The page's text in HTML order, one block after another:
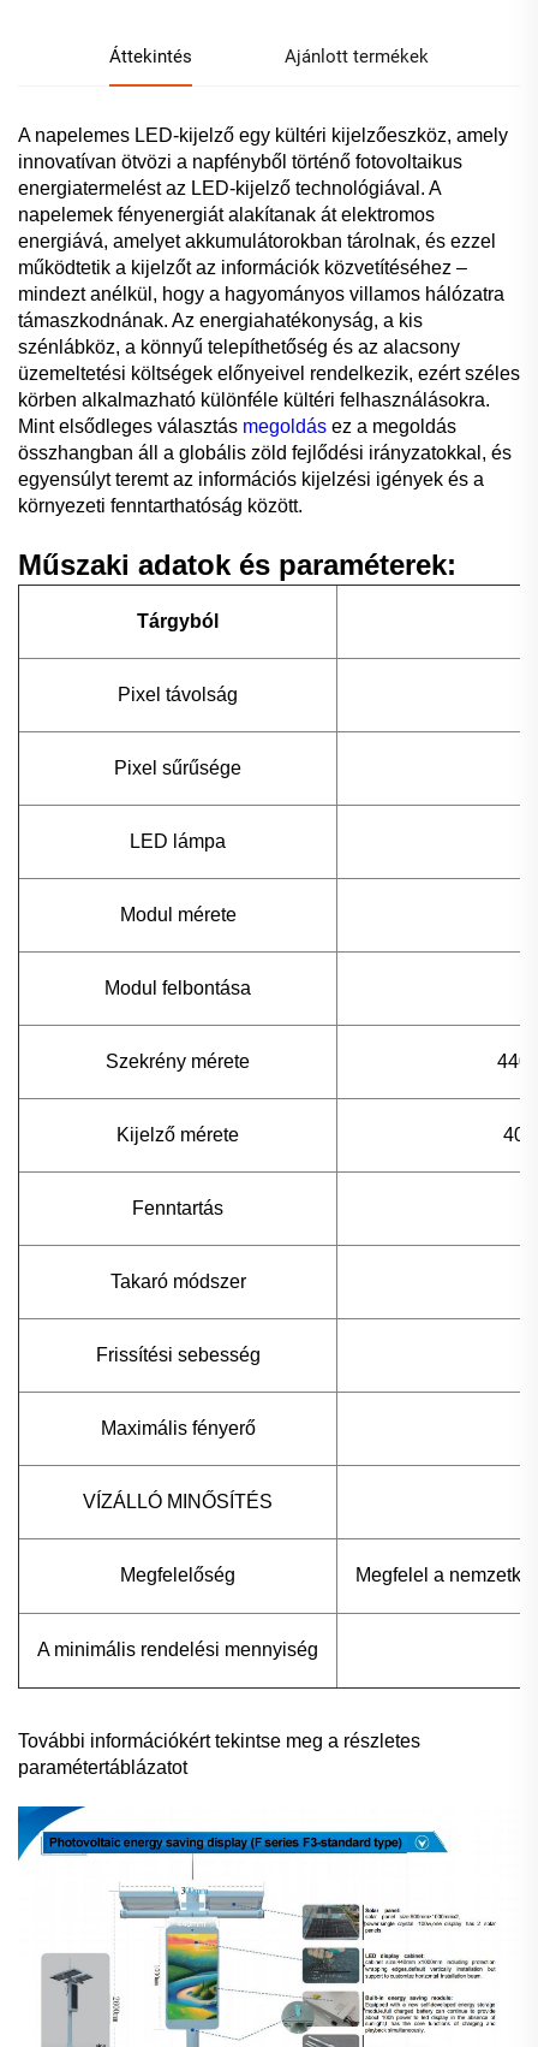
Áttekintés Ajánlott termékek
A napelemes LED-kijelző egy kültéri kijelzőeszköz, amely
innovatívan ötvözi a napfényből történő fotovoltaikus
energiatermelést az LED-kijelző technológiával. A
napelemek fényenergiát alakítanak át elektromos
energiává, amelyet akkumulátorokban tárolnak, és ezzel
működtetik a kijelzőt az információk közvetítéséhez –
mindezt anélkül, hogy a hagyományos villamos hálózatra
támaszkodnának. Az energiahatékonyság, a kis
szénlábköz, a könnyű telepíthetőség és az alacsony
üzemeltetési költségek előnyeivel rendelkezik, ezért széles
körben alkalmazható különféle kültéri felhasználásokra.
Mint elsődleges választás megoldás ez a megoldás
összhangban áll a globális zöld fejlődési irányzatokkal, és
egyensúlyt teremt az információs kijelzési igények és a
környezeti fenntarthatóság között.
Műszaki adatok és paraméterek:
Tárgyból
Pixel távolság
Pixel sűrűsége
LED lámpa
Modul mérete
Modul felbontása
Szekrény mérete
Kijelző mérete
Fenntartás
Takaró módszer
Frissítési sebesség
Maximális fényerő
VÍZÁLLÓ MINŐSÍTÉS
Megfelelőség Megfelel a
A minimális rendelési mennyiség
További információkért tekintse meg a részletes
paramétertáblázatot